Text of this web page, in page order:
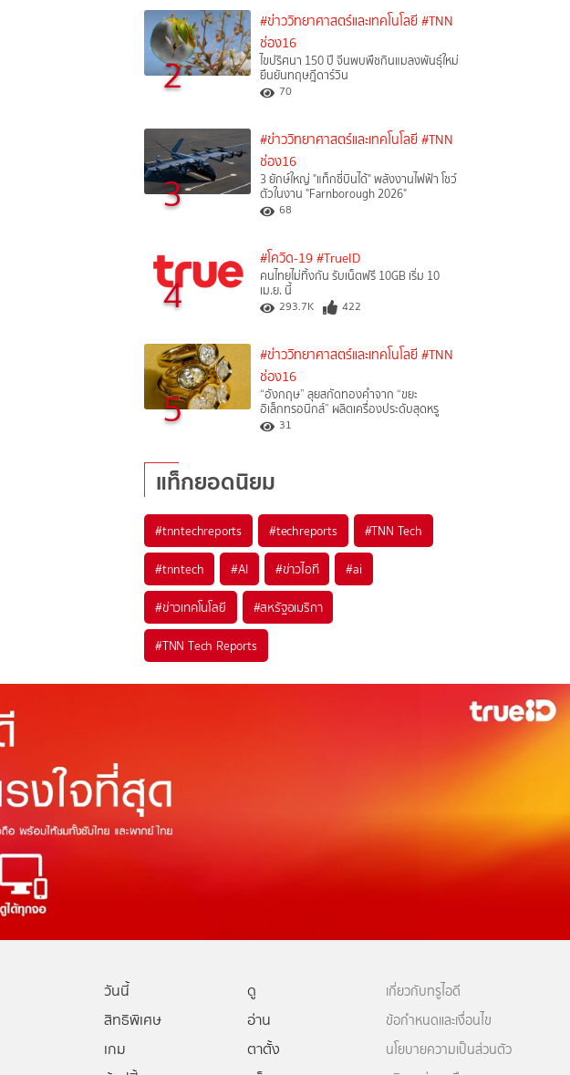
2
#ข่าววิทยาศาสตร์และเทคโนโลยี #TNN
ช่อง16
ไขปริศนา 150 ปี จีนพบพืชกินแมลงพันธุ์ใหม่
ยืนยันทฤษฎีดาร์วิน
70
3
#ข่าววิทยาศาสตร์และเทคโนโลยี #TNN
ช่อง16
3 ยักษ์ใหญ่ "แท็กซี่บินได้" พลังงานไฟฟ้า โชว์
ตัวในงาน "Farnborough 2026"
68
4
#โควิด-19 #TrueID
คนไทยไม่ทิ้งกัน รับเน็ตฟรี 10GB เริ่ม 10
เม.ย. นี้
293.7K 422
5
#ข่าววิทยาศาสตร์และเทคโนโลยี #TNN
ช่อง16
“อังกฤษ” ลุยสกัดทองคำจาก “ขยะ
อิเล็กทรอนิกส์” ผลิตเครื่องประดับสุดหรู
31
แท็กยอดนิยม
#tnntechreports #techreports #TNN Tech
#tnntech #AI #ข่าวไอที #ai
#ข่าวเทคโนโลยี #สหรัฐอเมริกา
#TNN Tech Reports
วันนี้
ดู
สิทธิพิเศษ
อ่าน
เกม
ตาตั้ง
เกี่ยวกับทรูไอดี
ข้อกำหนดและเงื่อนไข
นโยบายความเป็นส่วนตัว